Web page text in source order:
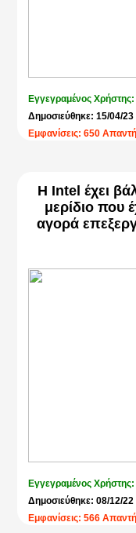
Εγγεγραμένος
Δημοσιεύθηκε: 15/04/
Εμφανίσεις: 650
Η Intel έχει
μερίδιο που
αγορά
Εγγεγραμένος
Δημοσιεύθηκε: 08/12/
Εμφανίσεις: 566